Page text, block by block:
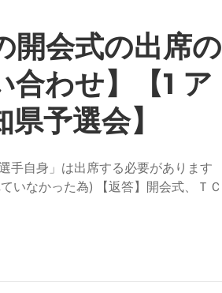
開会式の出席の
合わせ】【1 ア
予選会】
手自身」は出席する必要があります
いなかった為) 【返答】開会式、ＴＣ